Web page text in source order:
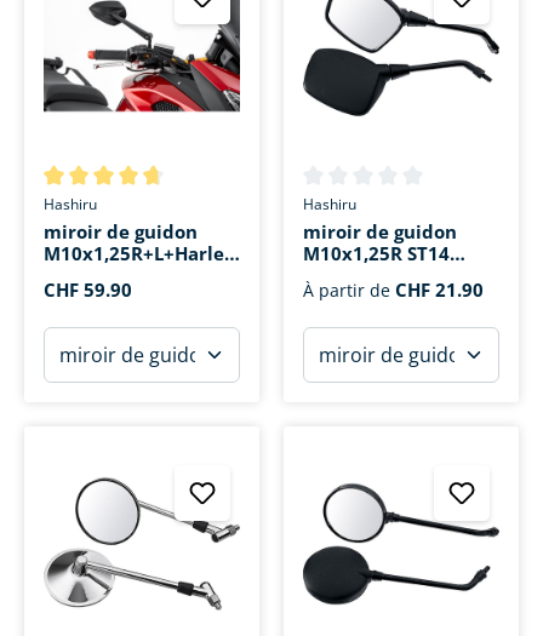
Note moyenne de 4.8 sur 5 étoiles
Hashiru
miroir de guidon
M10x1,25R+L+Harley
CHF 59.90
Note moyenne de 0 sur 5
Hashiru
miroir de guidon
M10x1,25R ST14
carré
À partir de CHF 21.90